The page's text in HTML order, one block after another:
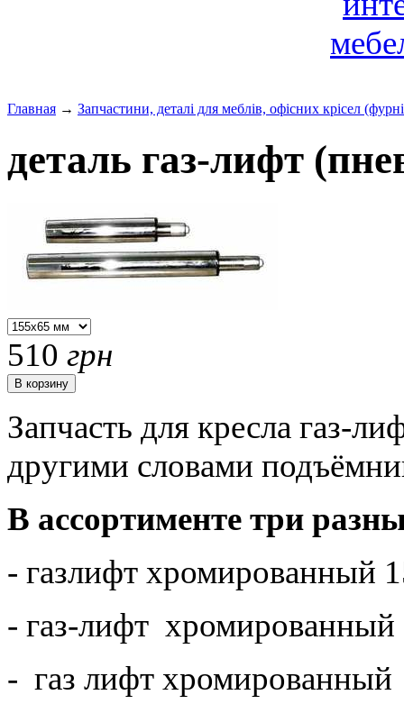
Главная → Запчастини, деталі для меблів, офісних крісел
деталь газ-лифт
510 грн
Запчасть для кресла газ-
другими словами
В ассортименте три
- газлифт хромированный
- газ-лифт
- газ лифт